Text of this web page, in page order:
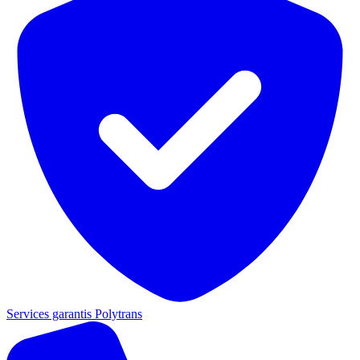
Services garantis Polytrans